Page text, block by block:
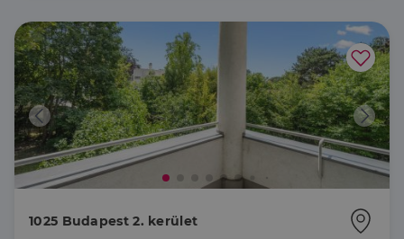
1025 Budapest 2. kerület